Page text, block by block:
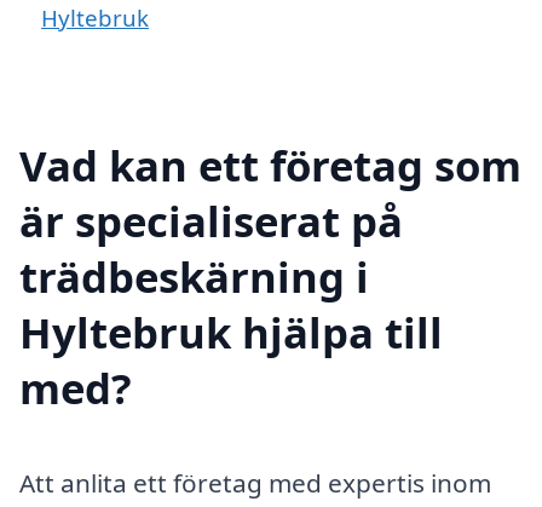
Hyltebruk
Vad kan ett företag som
är specialiserat på
trädbeskärning i
Hyltebruk hjälpa till
med?
Att anlita ett företag med expertis inom